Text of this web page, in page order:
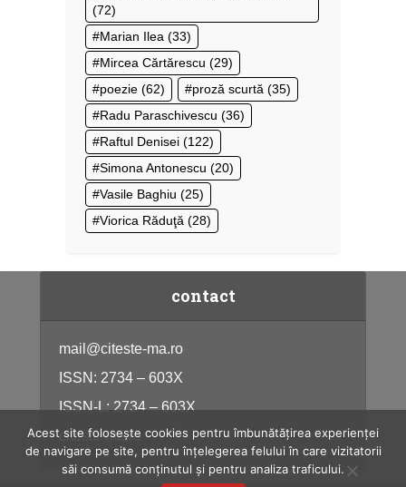
(72)
Marian Ilea (33)
Mircea Cărtărescu (29)
poezie (62) proză scurtă (35)
Radu Paraschivescu (36)
Raftul Denisei (122)
Simona Antonescu (20)
Vasile Baghiu (25)
Viorica Răduţă (28)
contact
mail@citeste-ma.ro
ISSN: 2734 – 603X
ISSN-L: 2734 – 603X
citeste-ma.ro
Acest site folosește cookies pentru îmbunătățirea experienței
de navigare pe site, pentru înțelegerea felului în care vizitatorii
săi consumă conținutul și pentru analiza traficului.